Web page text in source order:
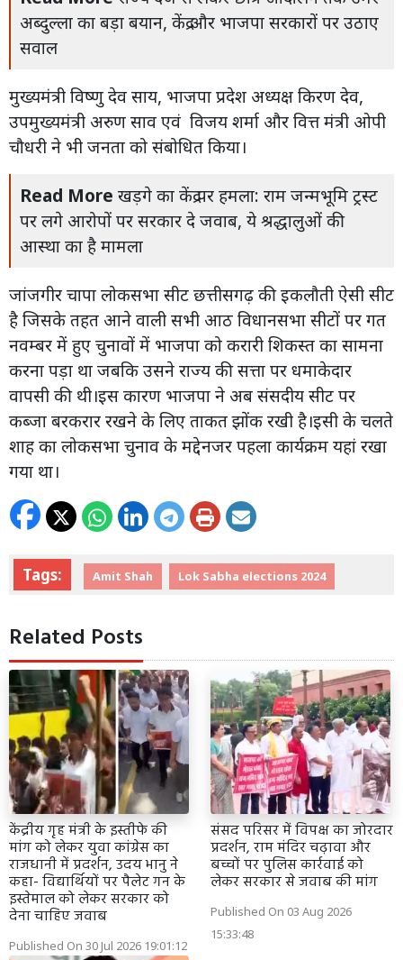
अब्दुल्ला का बड़ा बयान, केंद्र और भाजपा सरकारों पर उठाए
सवाल
मुख्यमंत्री विष्णु देव साय, भाजपा प्रदेश अध्यक्ष किरण देव,
उपमुख्यमंत्री अरुण साव एवं विजय शर्मा और वित्त मंत्री ओपी
चौधरी ने भी जनता को संबोधित किया।
Read More खड़गे का केंद्र पर हमला: राम जन्मभूमि ट्रस्ट
पर लगे आरोपों पर सरकार दे जवाब, ये श्रद्धालुओं की
आस्था का है मामला
जांजगीर चापा लोकसभा सीट छत्तीसगढ़ की इकलौती ऐसी सीट
है जिसके तहत आने वाली सभी आठ विधानसभा सीटों पर गत
नवम्बर में हुए चुनावों में भाजपा को करारी शिकस्त का सामना
करना पड़ा था जबकि उसने राज्य की सत्ता पर धमाकेदार
वापसी की थी।इस कारण भाजपा ने अब संसदीय सीट पर
कब्जा बरकरार रखने के लिए ताकत झोंक रखी है।इसी के चलते
शाह का लोकसभा चुनाव के मद्देनजर पहला कार्यक्रम यहां रखा
गया था।
Tags: Amit Shah Lok Sabha elections 2024
Related Posts
केंद्रीय गृह मंत्री के इस्तीफे की
मांग को लेकर युवा कांग्रेस का
राजधानी में प्रदर्शन, उदय भानु ने
कहा- विद्यार्थियों पर पैलेट गन के
इस्तेमाल को लेकर सरकार को
देना चाहिए जवाब
Published On 30 Jul 2026 19:01:12
संसद परिसर में विपक्ष का जोरदार
प्रदर्शन, राम मंदिर चढ़ावा और
बच्चों पर पुलिस कार्रवाई को
लेकर सरकार से जवाब की मांग
Published On 03 Aug 2026
15:33:48